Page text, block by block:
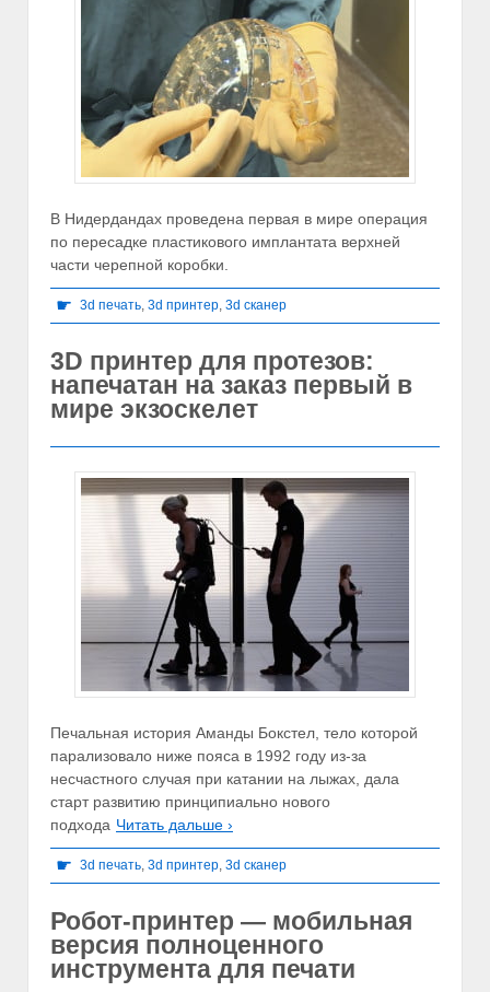
В Нидердандах проведена первая в мире операция
по пересадке пластикового имплантата верхней
части черепной коробки.
☛ 3d печать, 3d принтер, 3d сканер
3D принтер для протезов:
напечатан на заказ первый в
мире экзоскелет
Печальная история Аманды Бокстел, тело которой
парализовало ниже пояса в 1992 году из-за
несчастного случая при катании на лыжах, дала
старт развитию принципиально нового
подхода Читать дальше ›
☛ 3d печать, 3d принтер, 3d сканер
Робот-принтер — мобильная
версия полноценного
инструмента для печати